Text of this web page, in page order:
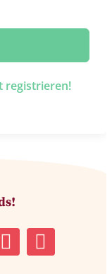
registrieren!